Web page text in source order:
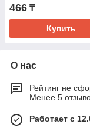
466 ₸
Купить
О нас
Рейтинг не
Менее 5
Работает с